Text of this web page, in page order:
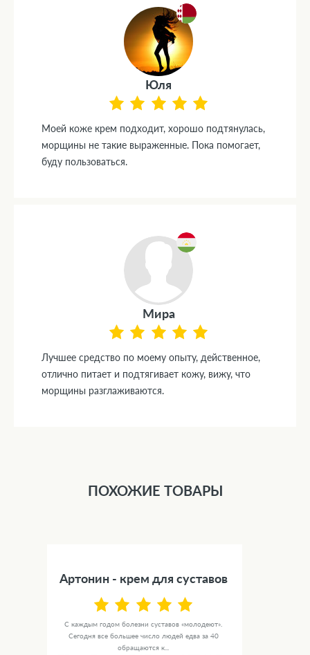
Юля
Моей коже крем подходит, хорошо подтянулась,
морщины не такие выраженные. Пока помогает,
буду пользоваться.
Мира
Лучшее средство по моему опыту, действенное,
отлично питает и подтягивает кожу, вижу, что
морщины разглаживаются.
ПОХОЖИЕ ТОВАРЫ
Артонин - крем для суставов
С каждым годом болезни суставов «молодеют».
Сегодня все большее число людей едва за 40
обращаются к...